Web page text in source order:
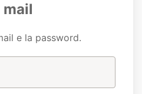
mail
e la password.